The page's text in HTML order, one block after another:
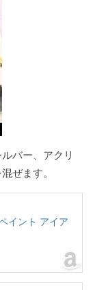
バー、アクリ
ぜます。
イント アイア